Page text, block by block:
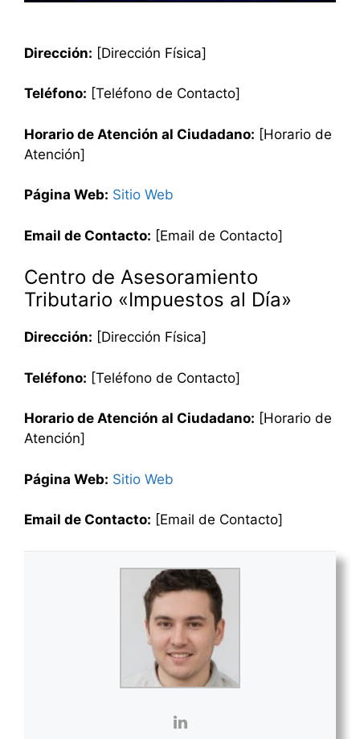
Dirección: [Dirección Física]
Teléfono: [Teléfono de Contacto]
Horario de Atención al Ciudadano: [Horario de
Atención]
Página Web: Sitio Web
Email de Contacto: [Email de Contacto]
Centro de Asesoramiento
Tributario «Impuestos al Día»
Dirección: [Dirección Física]
Teléfono: [Teléfono de Contacto]
Horario de Atención al Ciudadano: [Horario de
Atención]
Página Web: Sitio Web
Email de Contacto: [Email de Contacto]